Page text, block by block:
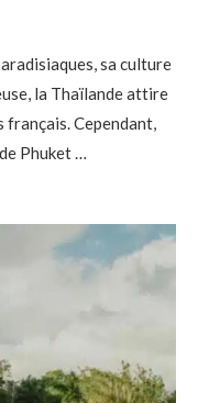
sa culture
la Thaïlande attire
français. Cependant,
Phuket …